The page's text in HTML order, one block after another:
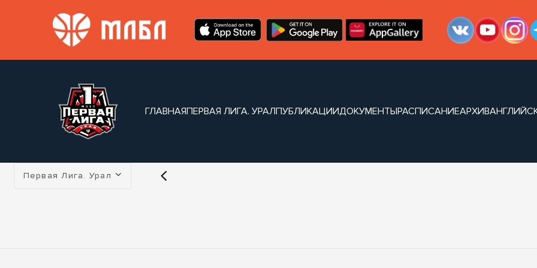
ГЛАВНАЯПЕРВАЯ ЛИГА. УРАЛПУБЛИКАЦИИДОКУМЕНТЫРАСПИСАНИЕАРХИВ
Турнир:
Первая Лига. Урал